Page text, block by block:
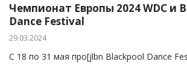
Чемпионат Европы 2024 WDC и
Dance Festival
29.03.2024
С 18 по 31 мая про[jlbn Blackpool Dance